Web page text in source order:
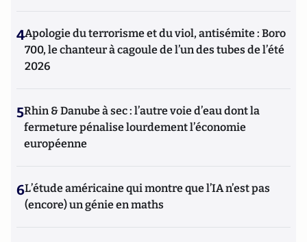
4Apologie du terrorisme et du viol, antisémite : Boro
700, le chanteur à cagoule de l’un des tubes de l’été
2026
5Rhin & Danube à sec : l’autre voie d’eau dont la
fermeture pénalise lourdement l’économie
européenne
6L’étude américaine qui montre que l’IA n’est pas
(encore) un génie en maths